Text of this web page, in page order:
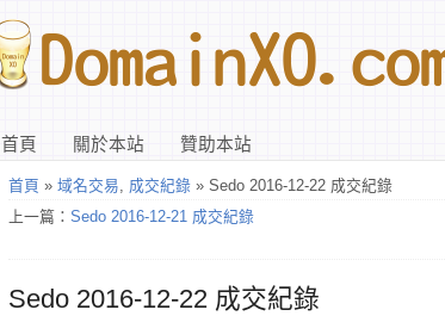
首頁 關於本站 贊助本站
首頁 » 域名交易, 成交紀錄 » Sedo 2016-12-22 成交紀錄
上一篇： Sedo 2016-12-21 成交紀錄
Sedo 2016-12-22 成交紀錄